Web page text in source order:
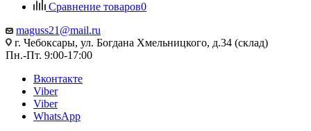
Сравнение товаров0
maguss21@mail.ru
г. Чебоксары, ул. Богдана Хмельницкого, д.34 (склад)
Пн.-Пт. 9:00-17:00
Вконтакте
Viber
Viber
WhatsApp